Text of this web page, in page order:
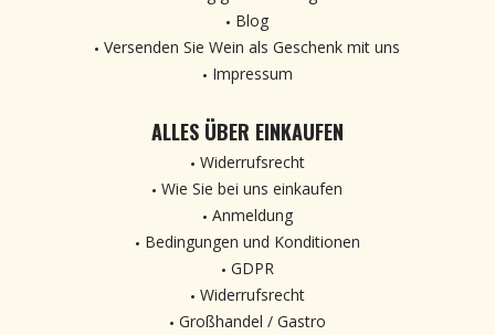
Blog
Versenden Sie Wein als Geschenk mit uns
Impressum
ALLES ÜBER EINKAUFEN
Widerrufsrecht
Wie Sie bei uns einkaufen
Anmeldung
Bedingungen und Konditionen
GDPR
Widerrufsrecht
Großhandel / Gastro